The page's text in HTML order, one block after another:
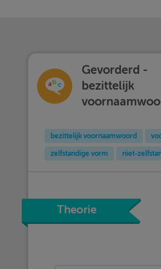
Gevorderd -
bezittelijk
bezittelijk voornaamwoord
zelfstandige vorm niet-
Theorie